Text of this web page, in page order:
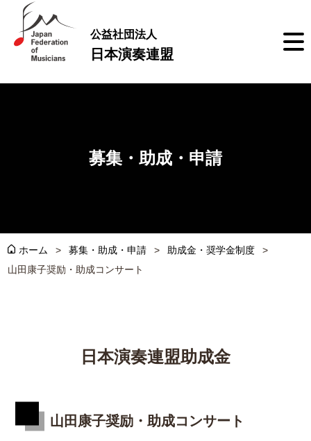
公益社団法人
日本演奏連盟
募集・助成・申請
ホーム 募集・助成・申請
助成金・奨学金制度
山田康子奨励・助成コンサート
日本演奏連盟助成金
山田康子奨励・助成コンサート